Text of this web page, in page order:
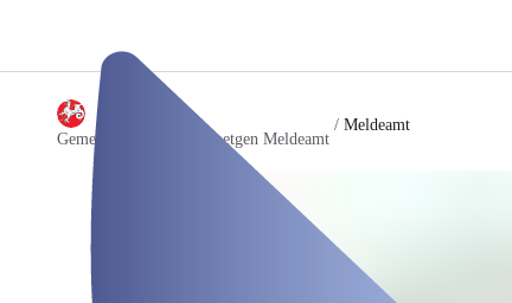
Gemeindeverwaltung Roetgen Meldeamt
/ Meldeamt